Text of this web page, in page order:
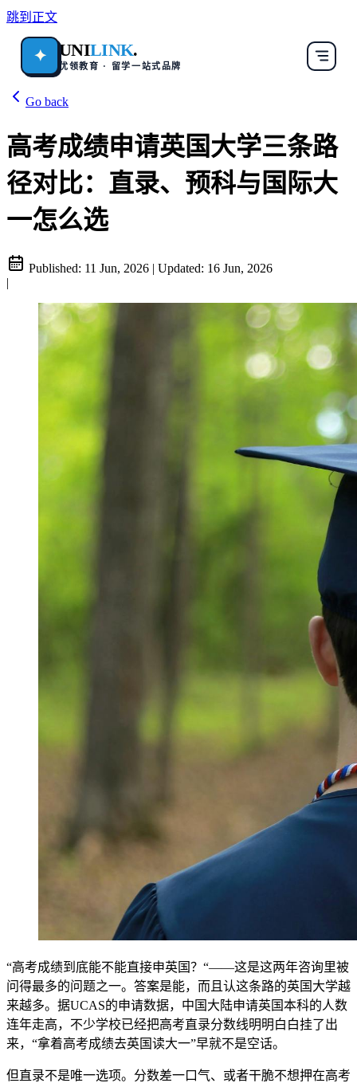
跳到正文
✦ UNILINK.
优领教育 · 留学一站式品牌
Go back
高考成绩申请英国大学三条路
径对比：直录、预科与国际大
一怎么选
Published: 11 Jun, 2026 | Updated: 16 Jun, 2026
|
“高考成绩到底能不能直接申英国？“——这是这两年咨询里被
问得最多的问题之一。答案是能，而且认这条路的英国大学越
来越多。据UCAS的申请数据，中国大陆申请英国本科的人数
连年走高，不少学校已经把高考直录分数线明明白白挂了出
来，“拿着高考成绩去英国读大一”早就不是空话。
但直录不是唯一选项。分数差一口气、或者干脆不想押在高考